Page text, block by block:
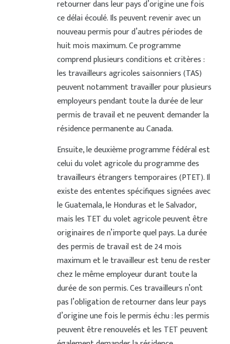
retourner dans leur pays d’origine une fois
ce délai écoulé. Ils peuvent revenir avec un
nouveau permis pour d’autres périodes de
huit mois maximum. Ce programme
comprend plusieurs conditions et critères :
les travailleurs agricoles saisonniers (TAS)
peuvent notamment travailler pour plusieurs
employeurs pendant toute la durée de leur
permis de travail et ne peuvent demander la
résidence permanente au Canada.
Ensuite, le deuxième programme fédéral est
celui du volet agricole du programme des
travailleurs étrangers temporaires (PTET). Il
existe des ententes spécifiques signées avec
le Guatemala, le Honduras et le Salvador,
mais les TET du volet agricole peuvent être
originaires de n’importe quel pays. La durée
des permis de travail est de 24 mois
maximum et le travailleur est tenu de rester
chez le même employeur durant toute la
durée de son permis. Ces travailleurs n’ont
pas l’obligation de retourner dans leur pays
d’origine une fois le permis échu : les permis
peuvent être renouvelés et les TET peuvent